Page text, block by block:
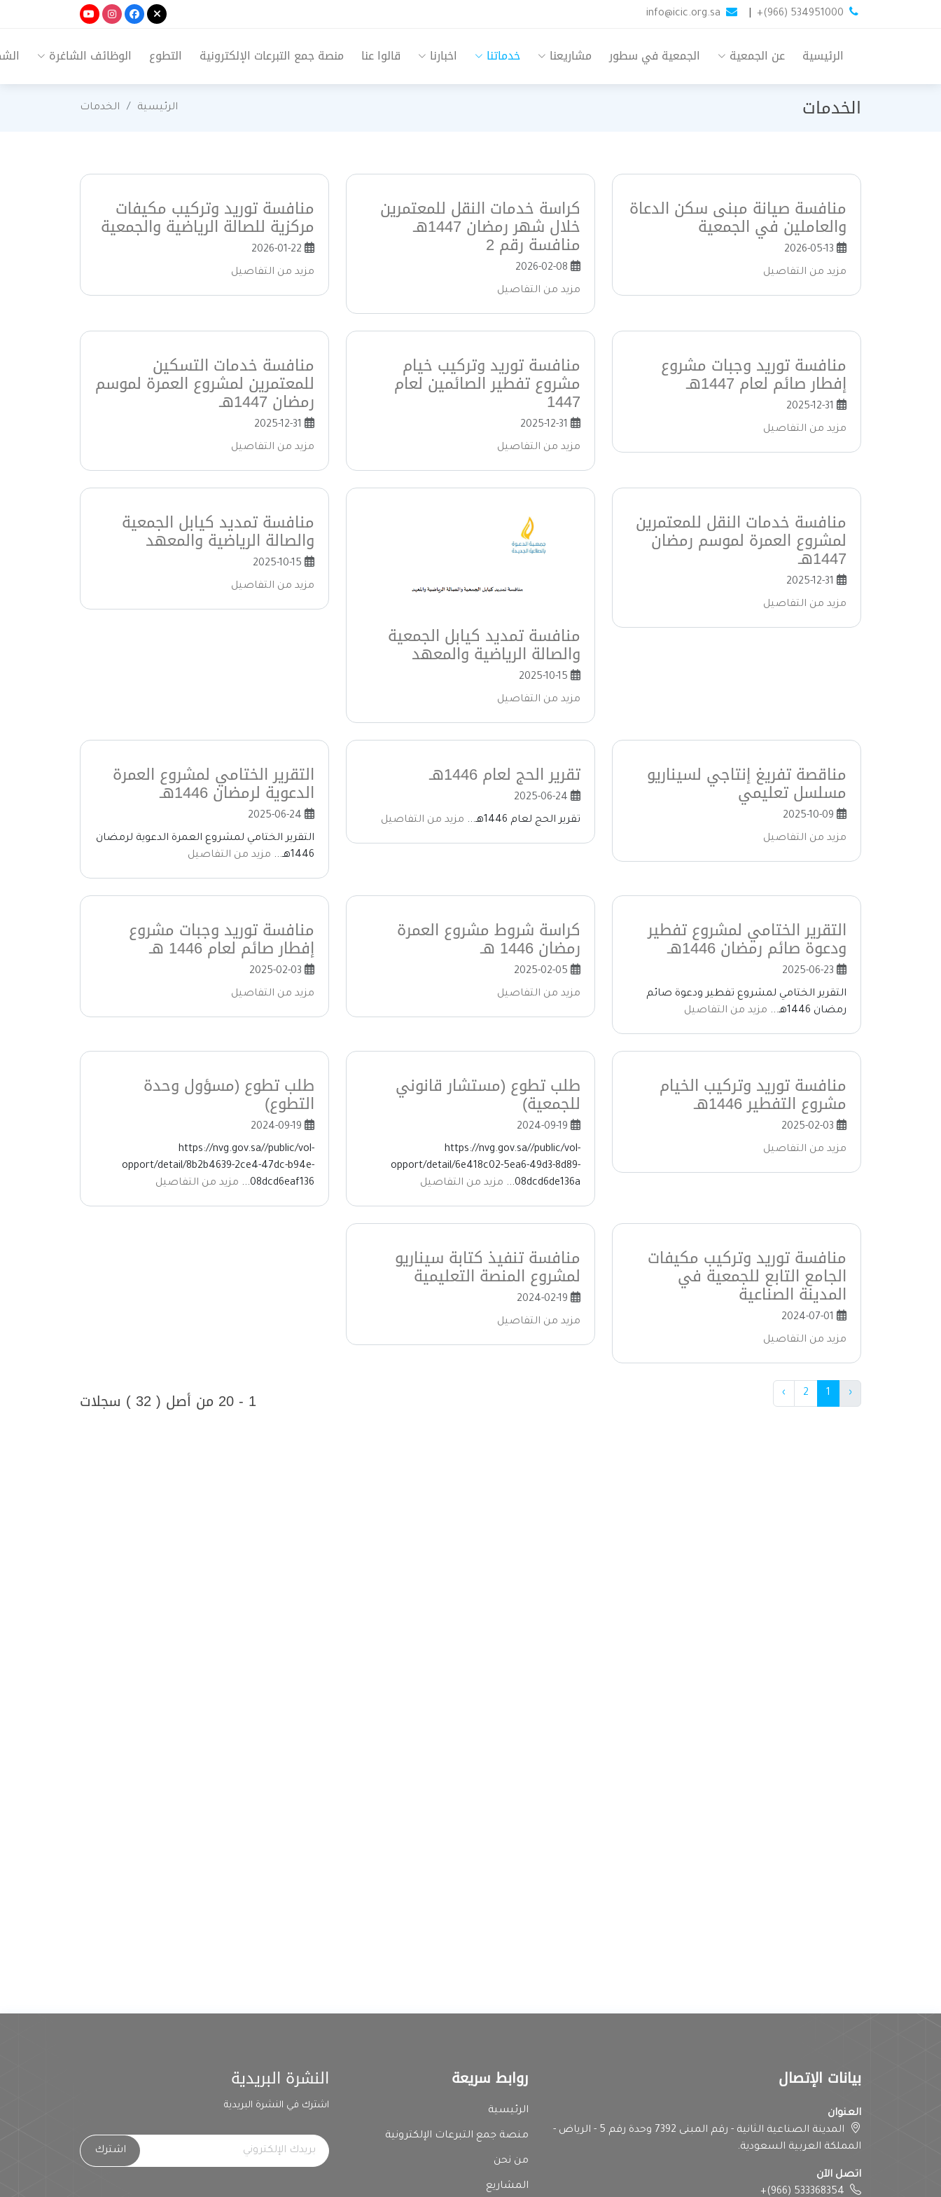
+(966) 534951000
info@icic.org.sa
الرئيسية عن الجمعية الجمعية في سطور مشاريعنا خدماتنا اخبارنا قالوا عنا منصة جمع التبرعات الإلكترونية التطوع الوظائف الشاغرة
الخدمات الرئيسية الخدمات
منافسة صيانة مبنى سكن الدعاة
والعاملين في الجمعية
مزيد من التفاصيل
كراسة خدمات النقل للمعتمرين
خلال شهر رمضان 1447هـ
منافسة رقم 2
مزيد من التفاصيل
منافسة توريد وتركيب مكيفات
مركزية للصالة الرياضية والجمعية
مزيد من التفاصيل
منافسة توريد وجبات مشروع
إفطار صائم لعام 1447هـ
مزيد من التفاصيل
منافسة توريد وتركيب خيام
مشروع تفطير الصائمين لعام
1447
مزيد من التفاصيل
منافسة خدمات التسكين
للمعتمرين لمشروع العمرة لموسم
رمضان 1447هـ
مزيد من التفاصيل
منافسة خدمات النقل للمعتمرين
لمشروع العمرة لموسم رمضان
1447هـ
مزيد من التفاصيل
منافسة تمديد كيابل الجمعية
والصالة الرياضية والمعهد
مزيد من التفاصيل
منافسة تمديد كيابل الجمعية
والصالة الرياضية والمعهد
مزيد من التفاصيل
مناقصة تفريغ إنتاجي لسيناريو
مسلسل تعليمي
مزيد من التفاصيل
تقرير الحج لعام 1446هـ
تقرير الحج لعام 1446هـ...
مزيد من التفاصيل
التقرير الختامي لمشروع العمرة
الدعوية لرمضان 1446هـ
التقرير الختامي لمشروع العمرة الدعوية لرمضان
1446هـ...
مزيد من التفاصيل
التقرير الختامي لمشروع تفطير
ودعوة صائم رمضان 1446هـ
التقرير الختامي لمشروع تفطير ودعوة صائم
رمضان 1446هـ...
مزيد من التفاصيل
كراسة شروط مشروع العمرة
رمضان 1446 هـ
مزيد من التفاصيل
منافسة توريد وجبات مشروع
إفطار صائم لعام 1446 هـ
مزيد من التفاصيل
منافسة توريد وتركيب الخيام
مشروع التفطير 1446هـ
مزيد من التفاصيل
طلب تطوع (مستشار قانوني
للجمعية)
https://nvg.gov.sa//public/vol-
opport/detail/6e418c02-5ea6-49d3-8d89-
08dcd6de136a...
مزيد من التفاصيل
طلب تطوع (مسؤول وحدة
التطوع)
https://nvg.gov.sa//public/vol-
opport/detail/8b2b4639-2ce4-47dc-b94e-
08dcd6eaf136...
مزيد من التفاصيل
منافسة توريد وتركيب مكيفات
الجامع التابع للجمعية في
المدينة الصناعية
مزيد من التفاصيل
منافسة تنفيذ كتابة سيناريو
لمشروع المنصة التعليمية
مزيد من التفاصيل
‹
1
2
› 1 - 20 من أصل ( 32 ) سجلات
بيانات الإتصال
العنوان
المدينة الصناعية الثانية - رقم المبنى 7392 وحدة رقم 5 - الرياض -
المملكة العربية السعودية.
اتصل الآن
+(966) 533368354
روابط سريعة
الرئيسية
منصة جمع التبرعات الإلكترونية
من نحن
المشاريع
النشرة البريدية
اشترك في النشرة البريدية
اشترك